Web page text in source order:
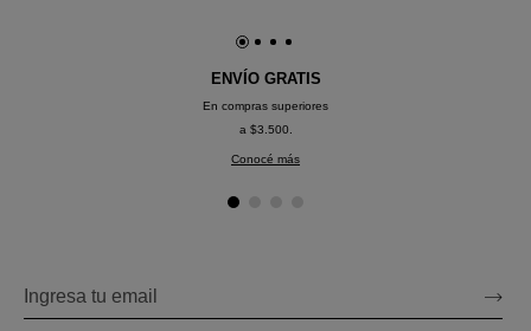
ENVÍO GRATIS
En compras superiores
a $3.500.
Conocé más